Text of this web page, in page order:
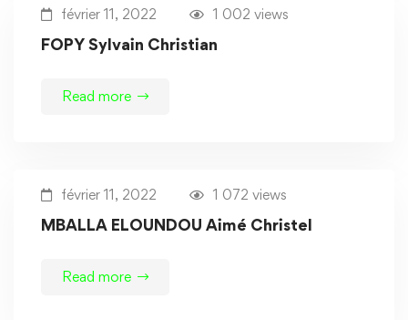
février 11, 2022 1 002 views
FOPY Sylvain Christian
Read more
février 11, 2022 1 072 views
MBALLA ELOUNDOU Aimé Christel
Read more